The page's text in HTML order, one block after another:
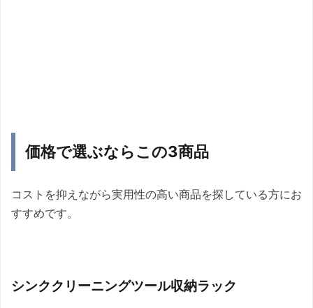
価格で選ぶならこの3商品
コストを抑えながら実用性の高い商品を探している方にお
すすめです。
シンククリーニングツール収納ラック